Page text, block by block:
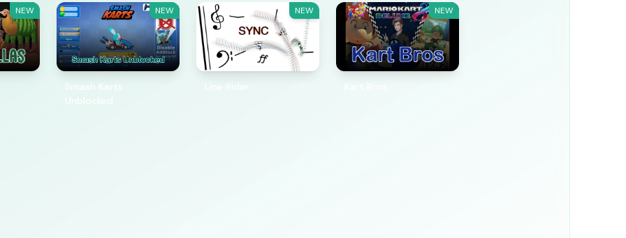
NEW NEW
Smash Karts
Unblocked
NEW NEW